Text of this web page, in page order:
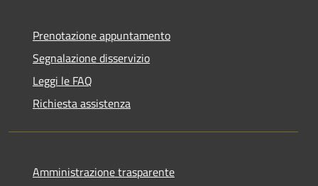
Prenotazione appuntamento
Segnalazione disservizio
Leggi le FAQ
Richiesta assistenza
Amministrazione trasparente